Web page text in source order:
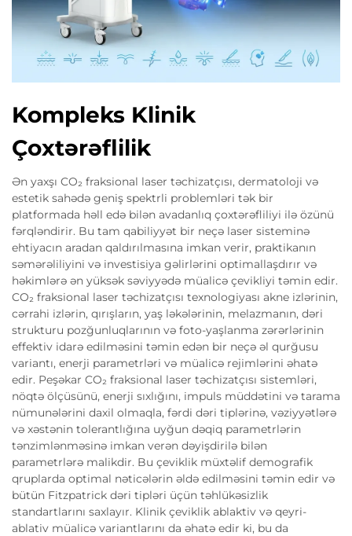
Kompleks Klinik
Çoxtərəflilik
Ən yaxşı CO₂ fraksional laser təchizatçısı, dermatoloji və
estetik sahədə geniş spektrli problemləri tək bir
platformada həll edə bilən avadanlıq çoxtərəfliliyi ilə özünü
fərqləndirir. Bu tam qabiliyyət bir neçə laser sisteminə
ehtiyacın aradan qaldırılmasına imkan verir, praktikanın
səmərəliliyini və investisiya gəlirlərini optimallaşdırır və
həkimlərə ən yüksək səviyyədə müalicə çevikliyi təmin edir.
CO₂ fraksional laser təchizatçısı texnologiyası akne izlərinin,
cərrahi izlərin, qırışların, yaş ləkələrinin, melazmanın, dəri
strukturu pozğunluqlarının və foto-yaşlanma zərərlərinin
effektiv idarə edilməsini təmin edən bir neçə əl qurğusu
variantı, enerji parametrləri və müalicə rejimlərini əhatə
edir. Peşəkar CO₂ fraksional laser təchizatçısı sistemləri,
nöqtə ölçüsünü, enerji sıxlığını, impuls müddətini və tarama
nümunələrini daxil olmaqla, fərdi dəri tiplərinə, vəziyyətlərə
və xəstənin tolerantlığına uyğun dəqiq parametrlərin
tənzimlənməsinə imkan verən dəyişdirilə bilən
parametrlərə malikdir. Bu çeviklik müxtəlif demografik
qruplarda optimal nəticələrin əldə edilməsini təmin edir və
bütün Fitzpatrick dəri tipləri üçün təhlükəsizlik
standartlarını saxlayır. Klinik çeviklik ablaktiv və qeyri-
ablativ müalicə variantlarını da əhatə edir ki, bu da